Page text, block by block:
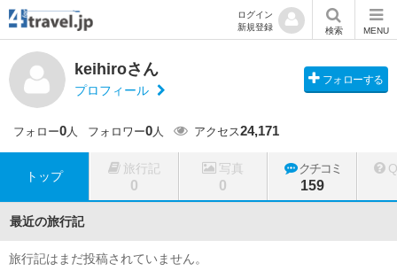
ログイン
新規登録
検索 MENU
keihiroさん
プロフィール
フォローする
フォロー0人 フォロワー0人 アクセス24,171
トップ
旅行記
0
写真
0
クチコミ
159
最近の旅行記
旅行記はまだ投稿されていません。